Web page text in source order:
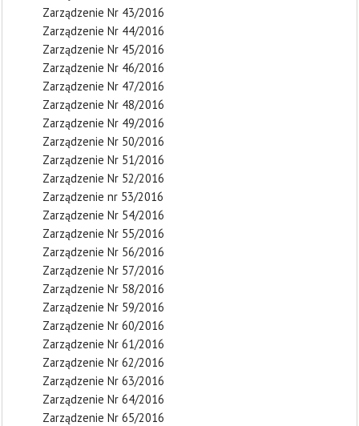
Zarządzenie Nr 43/2016
Zarządzenie Nr 44/2016
Zarządzenie Nr 45/2016
Zarządzenie Nr 46/2016
Zarządzenie Nr 47/2016
Zarządzenie Nr 48/2016
Zarządzenie Nr 49/2016
Zarządzenie Nr 50/2016
Zarządzenie Nr 51/2016
Zarządzenie Nr 52/2016
Zarządzenie nr 53/2016
Zarządzenie Nr 54/2016
Zarządzenie Nr 55/2016
Zarządzenie Nr 56/2016
Zarządzenie Nr 57/2016
Zarządzenie Nr 58/2016
Zarządzenie Nr 59/2016
Zarządzenie Nr 60/2016
Zarządzenie Nr 61/2016
Zarządzenie Nr 62/2016
Zarządzenie Nr 63/2016
Zarządzenie Nr 64/2016
Zarządzenie Nr 65/2016